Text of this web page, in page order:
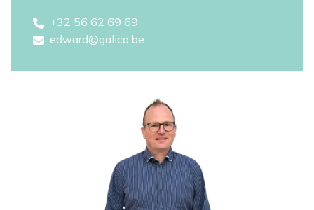
+32 56 62 69 69
edward@galico.be